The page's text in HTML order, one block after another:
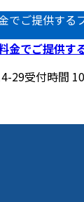
でご提供する
29受付時間